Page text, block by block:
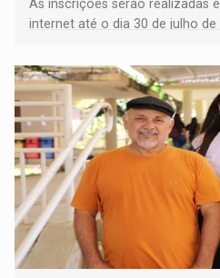
As inscrições serão realizadas
internet até o dia 30 de julho de